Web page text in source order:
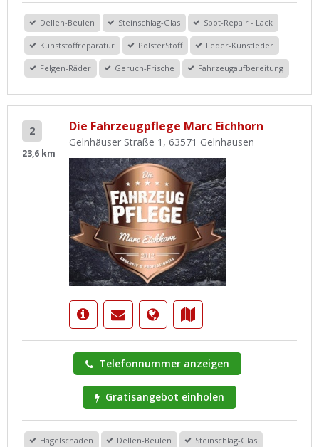
Dellen-Beulen Steinschlag-Glas Spot-Repair - Lack
Kunststoffreparatur PolsterStoff Leder-Kunstleder
Felgen-Räder Geruch-Frische Fahrzeugaufbereitung
2
23,6 km
Die Fahrzeugpflege Marc Eichhorn
Gelnhäuser Straße 1, 63571 Gelnhausen
Telefonnummer anzeigen
Gratisangebot einholen
Hagelschaden Dellen-Beulen Steinschlag-Glas